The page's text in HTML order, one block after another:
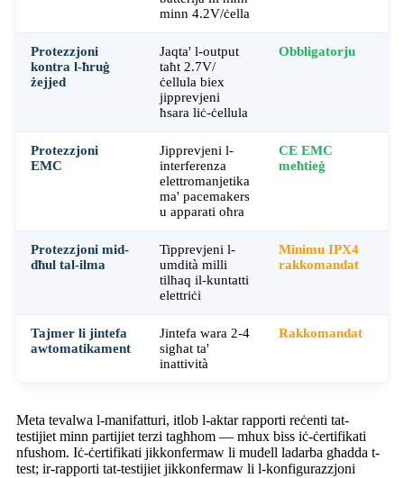
minn 4.2V/ċella
Protezzjoni
kontra l-ħruġ
żejjed
Jaqta' l-output
taħt 2.7V/
ċellula biex
jipprevjeni
ħsara liċ-ċellula
Obbligatorju
Protezzjoni
EMC
Jipprevjeni l-
interferenza
elettromanjetika
ma' pacemakers
u apparati oħra
CE EMC
meħtieġ
Protezzjoni mid-
dħul tal-ilma
Tipprevjeni l-
umdità milli
tilħaq il-kuntatti
elettriċi
Minimu IPX4
rakkomandat
Tajmer li jintefa
awtomatikament
Jintefa wara 2-4
sigħat ta'
inattività
Rakkomandat
Meta tevalwa l-manifatturi, itlob l-aktar rapporti reċenti tat-
testijiet minn partijiet terzi tagħhom — mhux biss iċ-ċertifikati
nfushom. Iċ-ċertifikati jikkonfermaw li mudell ladarba għadda t-
test; ir-rapporti tat-testijiet jikkonfermaw li l-konfigurazzjoni